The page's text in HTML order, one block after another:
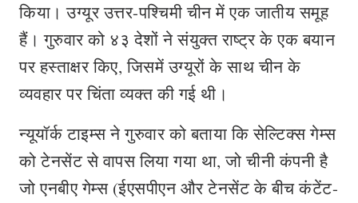
किया। उग्यूर उत्तर-पश्चिमी चीन में एक जातीय समूह
हैं। गुरुवार को ४३ देशों ने संयुक्त राष्ट्र के एक बयान
पर हस्ताक्षर किए, जिसमें उग्यूरों के साथ चीन के
व्यवहार पर चिंता व्यक्त की गई थी।
न्यूयॉर्क टाइम्स ने गुरुवार को बताया कि सेल्टिक्स गेम्स
को टेनसेंट से वापस लिया गया था, जो चीनी कंपनी है
जो एनबीए गेम्स (ईएसपीएन और टेनसेंट के बीच कंटेंट-